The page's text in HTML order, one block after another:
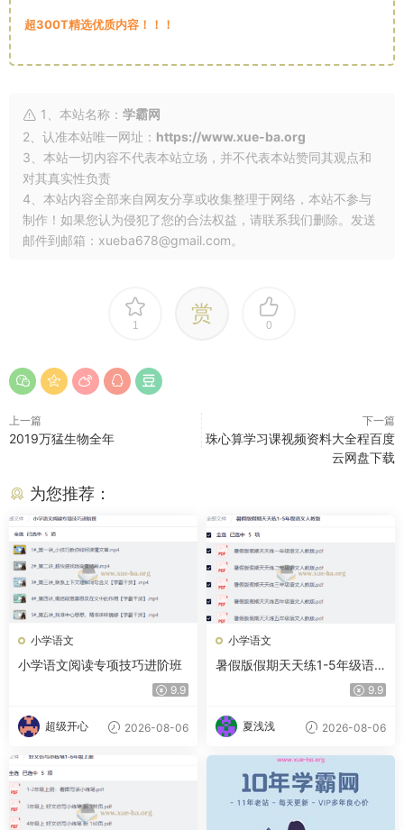
超300T精选优质内容！！！
1、本站名称： 学霸网
2、认准本站唯一网址： https://www.xue-ba.org
3、本站一切内容不代表本站立场，并不代表本站赞同其观点和
对其真实性负责
4、本站内容全部来自网友分享或收集整理于网络，本站不参与
制作！如果您认为侵犯了您的合法权益，请联系我们删除。发送
邮件到邮箱：xueba678@gmail.com。
1 赏 0
上一篇
2019万猛生物全年
下一篇
珠心算学习课视频资料大全程百度
云网盘下载
为您推荐：
小学语文
小学语文阅读专项技巧进阶班
9.9
超级开心 2026-08-06
小学语文
暑假版假期天天练1-5年级语
9.9
夏浅浅 2026-08-06